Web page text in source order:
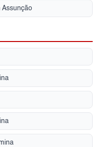
Assunção